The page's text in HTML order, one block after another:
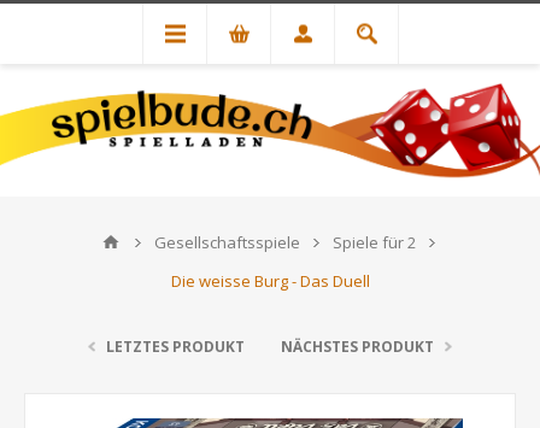
Gesellschaftsspiele
Spiele für 2
Die weisse Burg - Das Duell
LETZTES PRODUKT NÄCHSTES PRODUKT